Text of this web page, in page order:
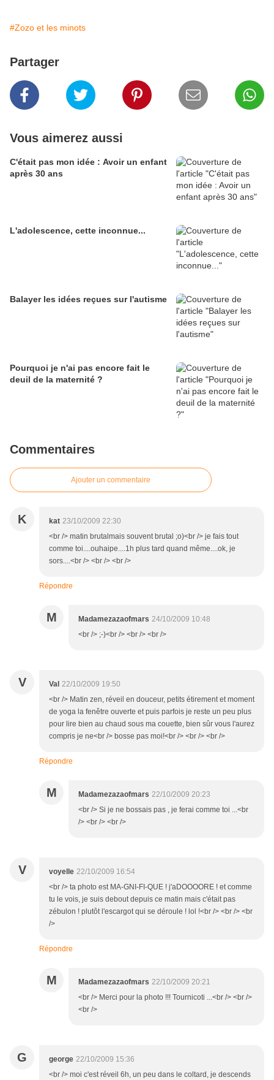
#Zozo et les minots
Partager
Vous aimerez aussi
C'était pas mon idée : Avoir un enfant
après 30 ans
L'adolescence, cette inconnue...
Balayer les idées reçues sur l'autisme
Pourquoi je n'ai pas encore fait le
deuil de la maternité ?
Commentaires
Ajouter un commentaire
K kat 23/10/2009 22:30
<br /> matin brutalmais souvent brutal ;o)<br /> je fais tout
comme toi....ouhaipe....1h plus tard quand même....ok, je
sors....<br /> <br /> <br />
Répondre
M Madamezazaofmars 24/10/2009 10:48
<br /> ;-)<br /> <br /> <br />
V Val 22/10/2009 19:50
<br /> Matin zen, réveil en douceur, petits étirement et moment
de yoga la fenêtre ouverte et puis parfois je reste un peu plus
pour lire bien au chaud sous ma couette, bien sûr vous l'aurez
compris je ne<br /> bosse pas moi!<br /> <br /> <br />
Répondre
M Madamezazaofmars 22/10/2009 20:23
<br /> Si je ne bossais pas , je ferai comme toi ...<br
/> <br /> <br />
V voyelle 22/10/2009 16:54
<br /> ta photo est MA-GNI-FI-QUE ! j'aDOOOORE ! et comme
tu le vois, je suis debout depuis ce matin mais c'était pas
zébulon ! plutôt l'escargot qui se déroule ! lol !<br /> <br /> <br
/>
Répondre
M Madamezazaofmars 22/10/2009 20:21
<br /> Merci pour la photo !!! Tournicoti ...<br /> <br />
<br />
G george 22/10/2009 15:36
<br /> moi c'est réveil 6h, un peu dans le coltard, je descends